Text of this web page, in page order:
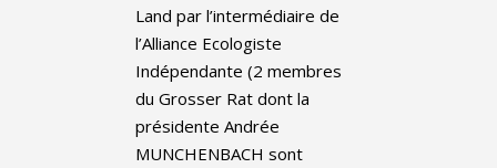
Land par l’intermédiaire de
l’Alliance Ecologiste
Indépendante (2 membres
du Grosser Rat dont la
présidente Andrée
MUNCHENBACH sont